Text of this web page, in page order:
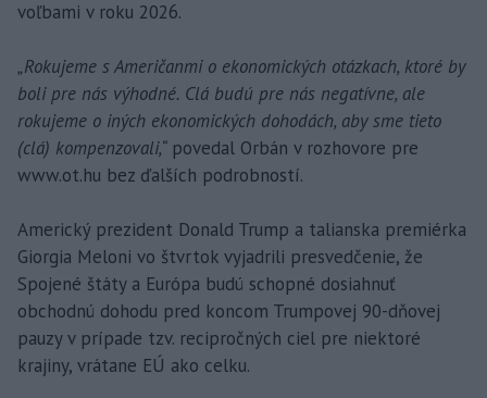
voľbami v roku 2026.
„Rokujeme s Američanmi o ekonomických otázkach, ktoré by
boli pre nás výhodné. Clá budú pre nás negatívne, ale
rokujeme o iných ekonomických dohodách, aby sme tieto
(clá) kompenzovali,“ povedal Orbán v rozhovore pre
www.ot.hu bez ďalších podrobností.
Americký prezident Donald Trump a talianska premiérka
Giorgia Meloni vo štvrtok vyjadrili presvedčenie, že
Spojené štáty a Európa budú schopné dosiahnuť
obchodnú dohodu pred koncom Trumpovej 90-dňovej
pauzy v prípade tzv. recipročných ciel pre niektoré
krajiny, vrátane EÚ ako celku.